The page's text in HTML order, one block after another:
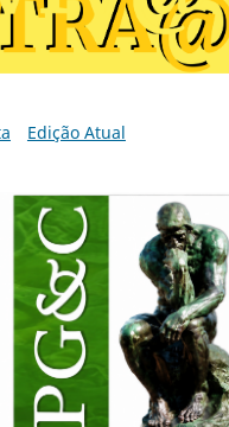
Edição Atual